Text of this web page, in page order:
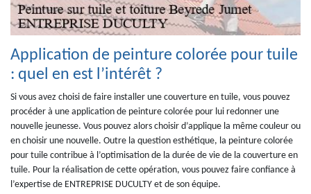
Application de peinture colorée pour tuile
: quel en est l’intérêt ?
Si vous avez choisi de faire installer une couverture en tuile, vous pouvez
procéder à une application de peinture colorée pour lui redonner une
nouvelle jeunesse. Vous pouvez alors choisir d’applique la même couleur ou
en choisir une nouvelle. Outre la question esthétique, la peinture colorée
pour tuile contribue à l’optimisation de la durée de vie de la couverture en
tuile. Pour la réalisation de cette opération, vous pouvez faire confiance à
l’expertise de ENTREPRISE DUCULTY et de son équipe.